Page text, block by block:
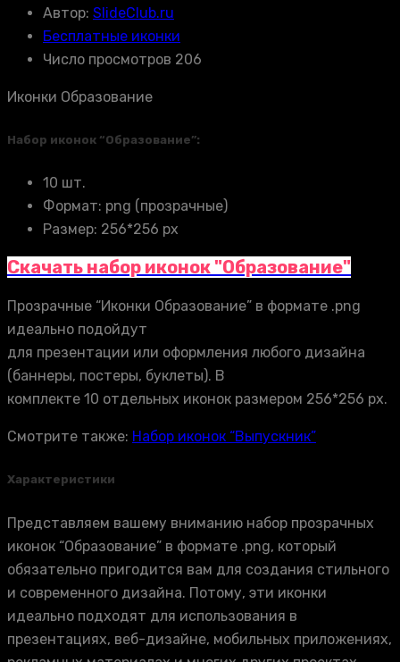
Автор: SlideClub.ru
Бесплатные иконки
Число просмотров 206
Иконки Образование
Набор иконок “Образование”:
10 шт.
Формат: png (прозрачные)
Размер: 256*256 px
Скачать набор иконок "Образование"
Прозрачные “Иконки Образование” в формате .png
идеально подойдут
для презентации или оформления любого дизайна
(баннеры, постеры, буклеты). В
комплекте 10 отдельных иконок размером 256*256 px.
Смотрите также: Набор иконок “Выпускник”
Характеристики
Представляем вашему вниманию набор прозрачных
иконок “Образование” в формате .png, который
обязательно пригодится вам для создания стильного
и современного дизайна. Потому, эти иконки
идеально подходят для использования в
презентациях, веб-дизайне, мобильных приложениях,